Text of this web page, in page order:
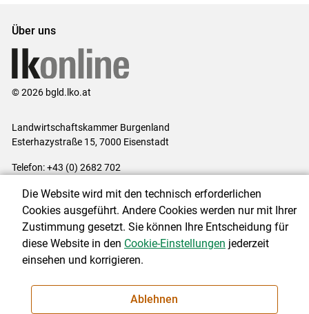
Über uns
© 2026 bgld.lko.at
Landwirtschaftskammer Burgenland
Esterhazystraße 15, 7000 Eisenstadt
Telefon: +43 (0) 2682 702
Impressum|Kontakt|Datenschutzerklärung|Barrierefreiheit|
Cookie-Einstellungen
NEWSLETTER
Die Website wird mit den technisch erforderlichen
Cookies ausgeführt. Andere Cookies werden nur mit Ihrer
Zustimmung gesetzt. Sie können Ihre Entscheidung für
diese Website in den Cookie-Einstellungen jederzeit
einsehen und korrigieren.
Ablehnen